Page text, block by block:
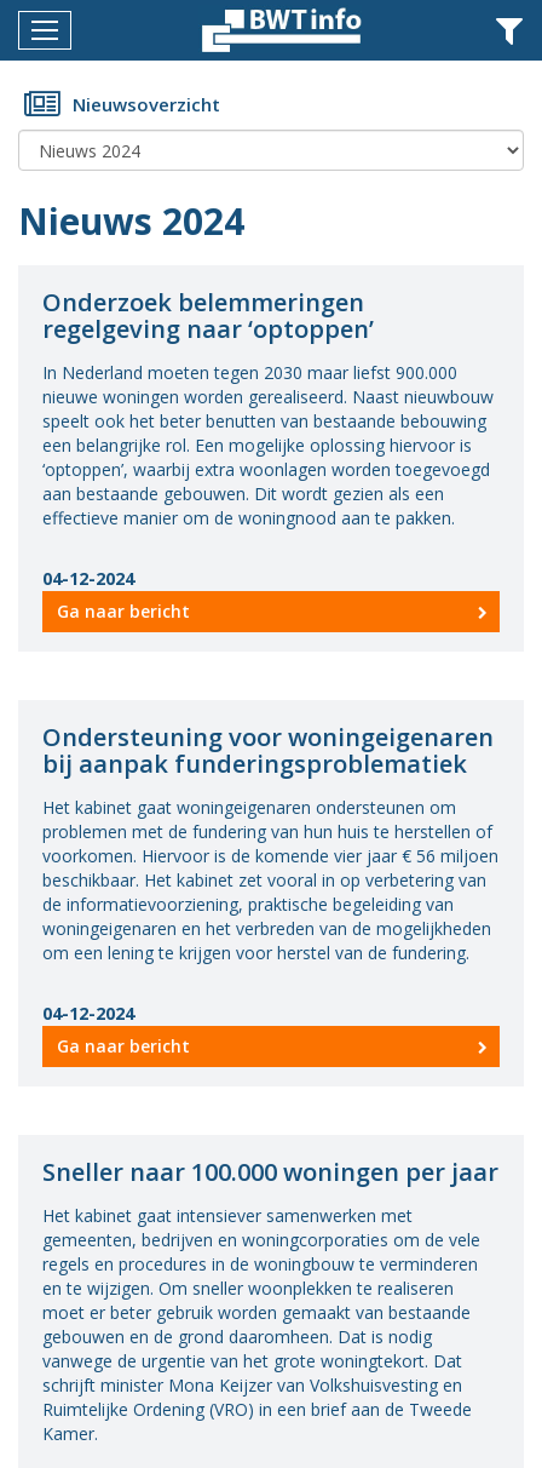
Menu
Home
Nieuws
Documenten
Dossiers
Fotoalbums
Opleidingen
Over
BWT
BMK
Vacatures
Vereniging
Nieuwsoverzicht
Nieuws 2024
Onderzoek belemmeringen
regelgeving naar ‘optoppen’
In Nederland moeten tegen 2030 maar liefst 900.000
nieuwe woningen worden gerealiseerd. Naast nieuwbouw
speelt ook het beter benutten van bestaande bebouwing
een belangrijke rol. Een mogelijke oplossing hiervoor is
‘optoppen’, waarbij extra woonlagen worden toegevoegd
aan bestaande gebouwen. Dit wordt gezien als een
effectieve manier om de woningnood aan te pakken.
04-12-2024
Ga naar bericht
Ondersteuning voor woningeigenaren
bij aanpak funderingsproblematiek
Het kabinet gaat woningeigenaren ondersteunen om
problemen met de fundering van hun huis te herstellen of
voorkomen. Hiervoor is de komende vier jaar € 56 miljoen
beschikbaar. Het kabinet zet vooral in op verbetering van
de informatievoorziening, praktische begeleiding van
woningeigenaren en het verbreden van de mogelijkheden
om een lening te krijgen voor herstel van de fundering.
04-12-2024
Ga naar bericht
Sneller naar 100.000 woningen per jaar
Het kabinet gaat intensiever samenwerken met
gemeenten, bedrijven en woningcorporaties om de vele
regels en procedures in de woningbouw te verminderen
en te wijzigen. Om sneller woonplekken te realiseren
moet er beter gebruik worden gemaakt van bestaande
gebouwen en de grond daaromheen. Dat is nodig
vanwege de urgentie van het grote woningtekort. Dat
schrijft minister Mona Keijzer van Volkshuisvesting en
Ruimtelijke Ordening (VRO) in een brief aan de Tweede
Kamer.